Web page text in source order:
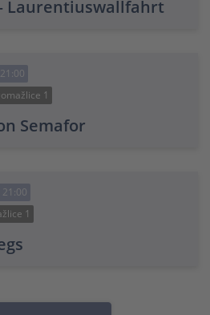
Laurentiuswallfahrt
1
Semafor
21:00
1